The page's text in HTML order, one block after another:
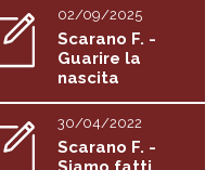
02/09/2025
Scarano F. -
Guarire la
nascita
30/04/2022
Scarano F. -